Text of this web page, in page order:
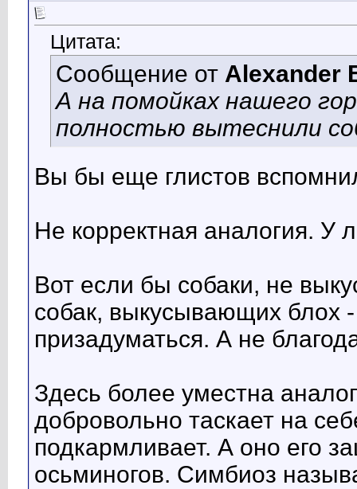
Цитата:
Сообщение от Alexander
А на помойках нашего
полностью вытеснили
Вы бы еще глистов
Не корректная аналогия. У
Вот если бы собаки, не
собак, выкусывающих блох
призадуматься. А не
Здесь более уместна
добровольно таскает на
подкармливает. А оно его
осьминогов. Симбиоз